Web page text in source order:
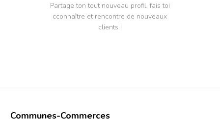
Partage ton tout nouveau profil, fais toi
cconnaître et rencontre de nouveaux
clients !
Communes-Commerces